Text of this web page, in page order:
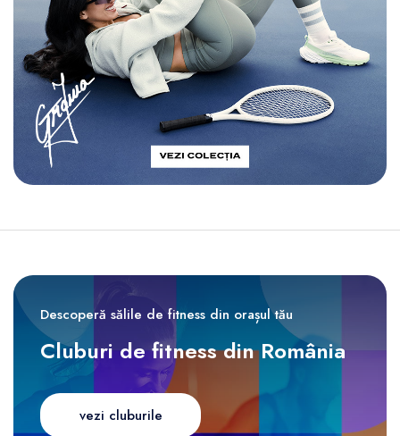
Descoperă sălile de fitness din orașul tău
Cluburi de fitness din România
vezi cluburile